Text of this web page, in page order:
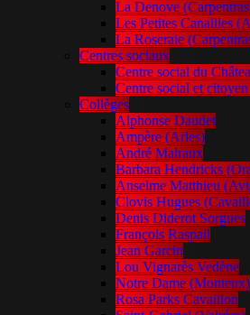
La Denove
Les Petites Canailles
La Roseraie
Centres sociaux
Centre social du
Centre social et
Collèges
Alphonse Daudet
Ampère (Arles)
André Malraux
Barbara Hendricks
Anselme Matthieu
Clovis Hugues
Denis Diderot Sorgues
François Raspail
Jean Garcin
Lou Vignarès Vedène
Notre Dame (Monteux)
Rosa Parks Cavaillon